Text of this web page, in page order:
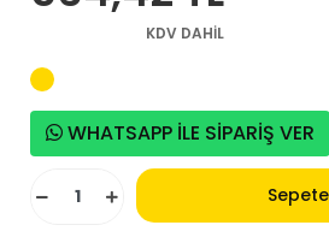
KDV DAHİL
WHATSAPP İLE SİPARİŞ VER